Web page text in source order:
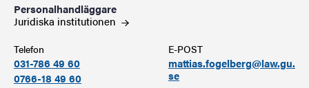
Personalhandläggare
Juridiska institutionen
Telefon
031-786 49 60
0766-18 49 60
E-POST
mattias.fogelberg@law.gu.
se